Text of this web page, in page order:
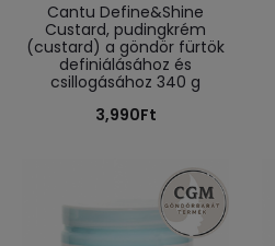
Cantu Define&Shine
Custard, pudingkrém
(custard) a göndör fürtök
definiálásához és
csillogásához 340 g
3,990Ft